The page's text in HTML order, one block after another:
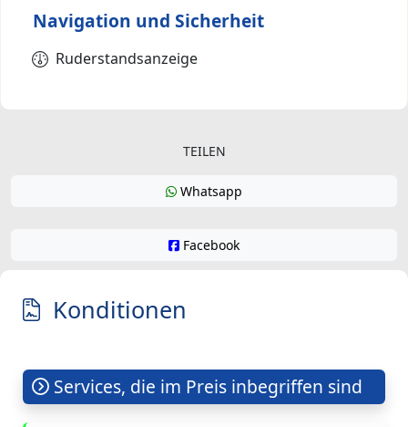
Navigation und Sicherheit
Ruderstandsanzeige
TEILEN
Whatsapp
Facebook
Konditionen
Services, die im Preis inbegriffen sind